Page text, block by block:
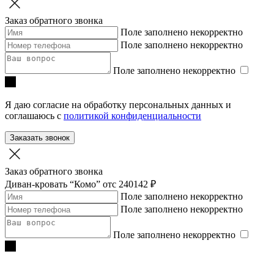
Заказ обратного звонка
Поле заполнено некорректно
Поле заполнено некорректно
Поле заполнено некорректно
Я даю согласие на обработку персональных данных и
соглашаюсь с политикой конфиденциальности
Заказать звонок
Заказ обратного звонка
Диван-кровать “Комо” отc 240142 ₽
Поле заполнено некорректно
Поле заполнено некорректно
Поле заполнено некорректно